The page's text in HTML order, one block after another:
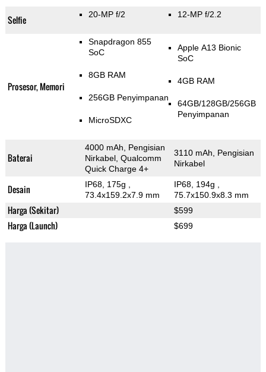
Selfie 20-MP f/2 12-MP f/2.2
Prosesor, Memori
Snapdragon 855
SoC
8GB RAM
256GB Penyimpanan
MicroSDXC
Apple A13 Bionic
SoC
4GB RAM
64GB/128GB/256GB
Penyimpanan
Baterai
4000 mAh, Pengisian
Nirkabel, Qualcomm
Quick Charge 4+
3110 mAh, Pengisian
Nirkabel
Desain IP68, 175g
73.4x159.2x7.9 mm
IP68, 194g
75.7x150.9x8.3 mm
Harga (Sekitar) $599
Harga (Launch) $699